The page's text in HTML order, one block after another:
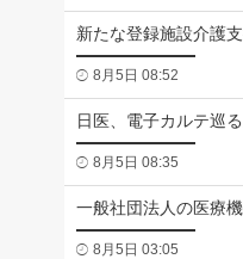
新たな登録施設介護
8月5日 08:52
日医、電子カルテ巡
8月5日 08:35
一般社団法人の医療
8月5日 03:05